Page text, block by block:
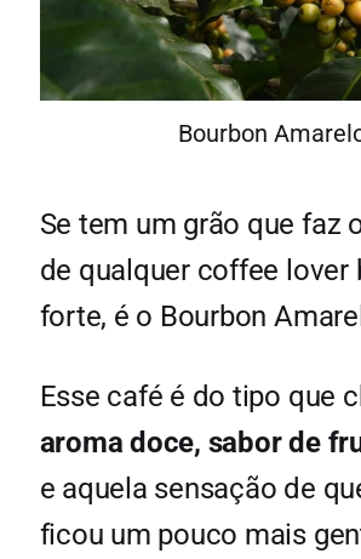
Bourbon
Se tem um grão que faz
de qualquer coffee lover
forte, é o Bourbon
Esse café é do tipo que
aroma doce, sabor de
e aquela sensação de
ficou um pouco mais